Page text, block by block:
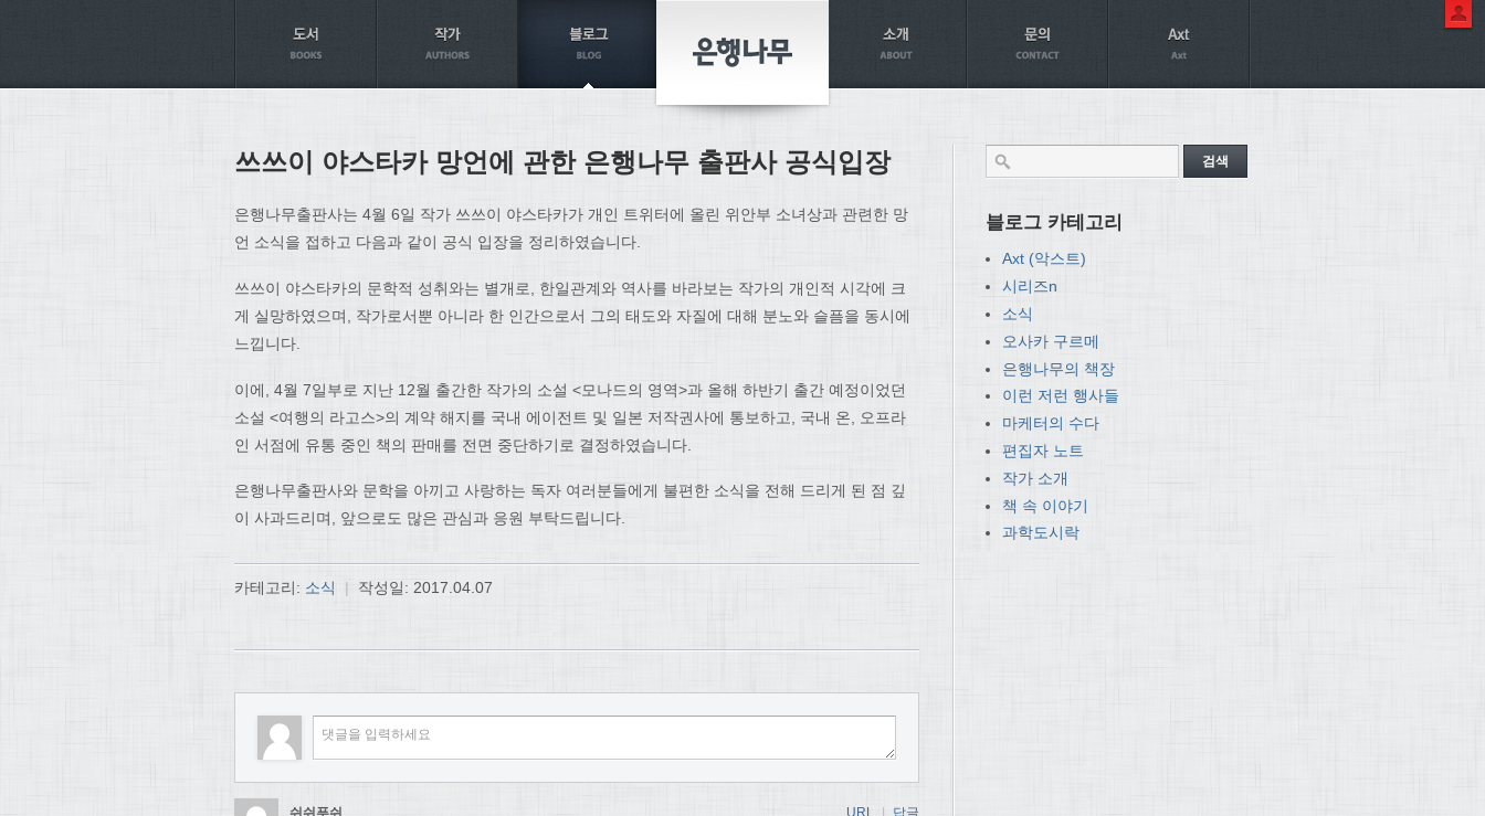
쓰쓰이 야스타카 망언에 관한 은행나무 출판사 공식입장
은행나무출판사는 4월 6일 작가 쓰쓰이 야스타카가 개인 트위터에 올린 위안부 소녀상과 관련한 망
언 소식을 접하고 다음과 같이 공식 입장을 정리하였습니다.
쓰쓰이 야스타카의 문학적 성취와는 별개로, 한일관계와 역사를 바라보는 작가의 개인적 시각에 크
게 실망하였으며, 작가로서뿐 아니라 한 인간으로서 그의 태도와 자질에 대해 분노와 슬픔을 동시에
느낍니다.
이에, 4월 7일부로 지난 12월 출간한 작가의 소설 <모나드의 영역>과 올해 하반기 출간 예정이었던
소설 <여행의 라고스>의 계약 해지를 국내 에이전트 및 일본 저작권사에 통보하고, 국내 온, 오프라
인 서점에 유통 중인 책의 판매를 전면 중단하기로 결정하였습니다.
은행나무출판사와 문학을 아끼고 사랑하는 독자 여러분들에게 불편한 소식을 전해 드리게 된 점 깊
이 사과드리며, 앞으로도 많은 관심과 응원 부탁드립니다.
카테고리: 소식 | 작성일: 2017.04.07
쉬쉬푸쉬 URL | 답글
블로그 카테고리
Axt (악스트)
시리즈n
소식
오사카 구르메
은행나무의 책장
이런 저런 행사들
마케터의 수다
편집자 노트
작가 소개
책 속 이야기
과학도시락